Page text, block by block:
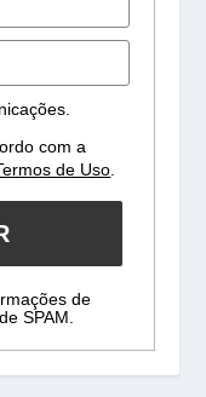
com a
de Uso
de
SPAM.